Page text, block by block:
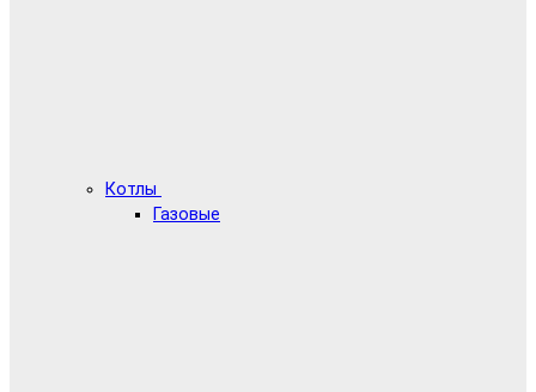
Котлы
Газовые